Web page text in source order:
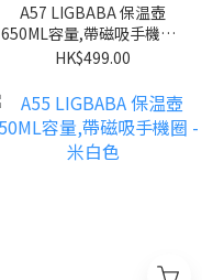
A57 LIGBABA 保温壺
650ML容量,帶磁吸手機圈 -
紫色
HK$499.00